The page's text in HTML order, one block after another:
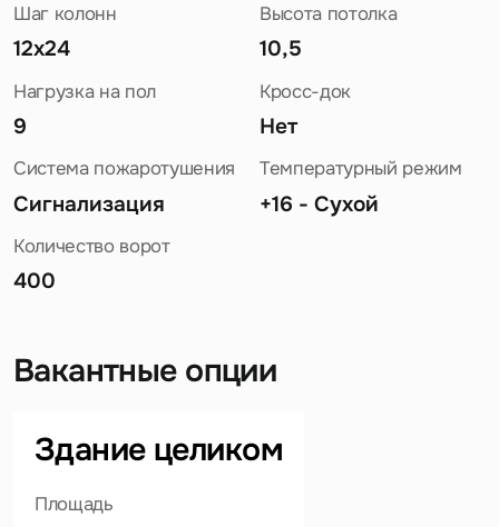
Шаг колонн
12х24
Высота потолка
10,5
Нагрузка на пол
9
Кросс-док
Нет
Система пожаротушения
Сигнализация
Температурный режим
+16 - Сухой
Количество ворот
400
Вакантные опции
Здание целиком
Площадь
Задайте свой вопрос